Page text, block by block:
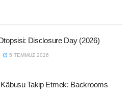
Disclosure Day (2026)
5 TEMMUZ 2026
Kâbusu Takip Etmek: Backrooms